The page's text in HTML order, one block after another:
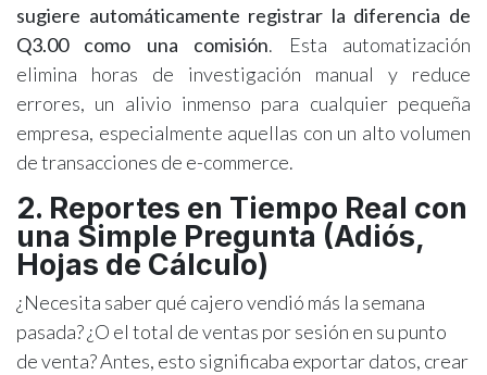
sugiere automáticamente registrar la diferencia de
Q3.00 como una comisión. Esta automatización
elimina horas de investigación manual y reduce
errores, un alivio inmenso para cualquier pequeña
empresa, especialmente aquellas con un alto volumen
de transacciones de e-commerce.
2. Reportes en Tiempo Real con
una Simple Pregunta (Adiós,
Hojas de Cálculo)
¿Necesita saber qué cajero vendió más la semana
pasada? ¿O el total de ventas por sesión en su punto
de venta? Antes, esto significaba exportar datos, crear